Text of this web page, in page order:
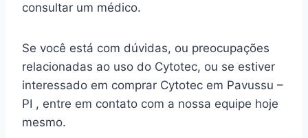
consultar um médico.
Se você está com dúvidas, ou preocupações
relacionadas ao uso do Cytotec, ou se estiver
interessado em comprar Cytotec em Pavussu –
PI , entre em contato com a nossa equipe hoje
mesmo.